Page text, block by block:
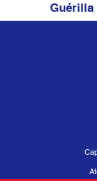
Guérilla